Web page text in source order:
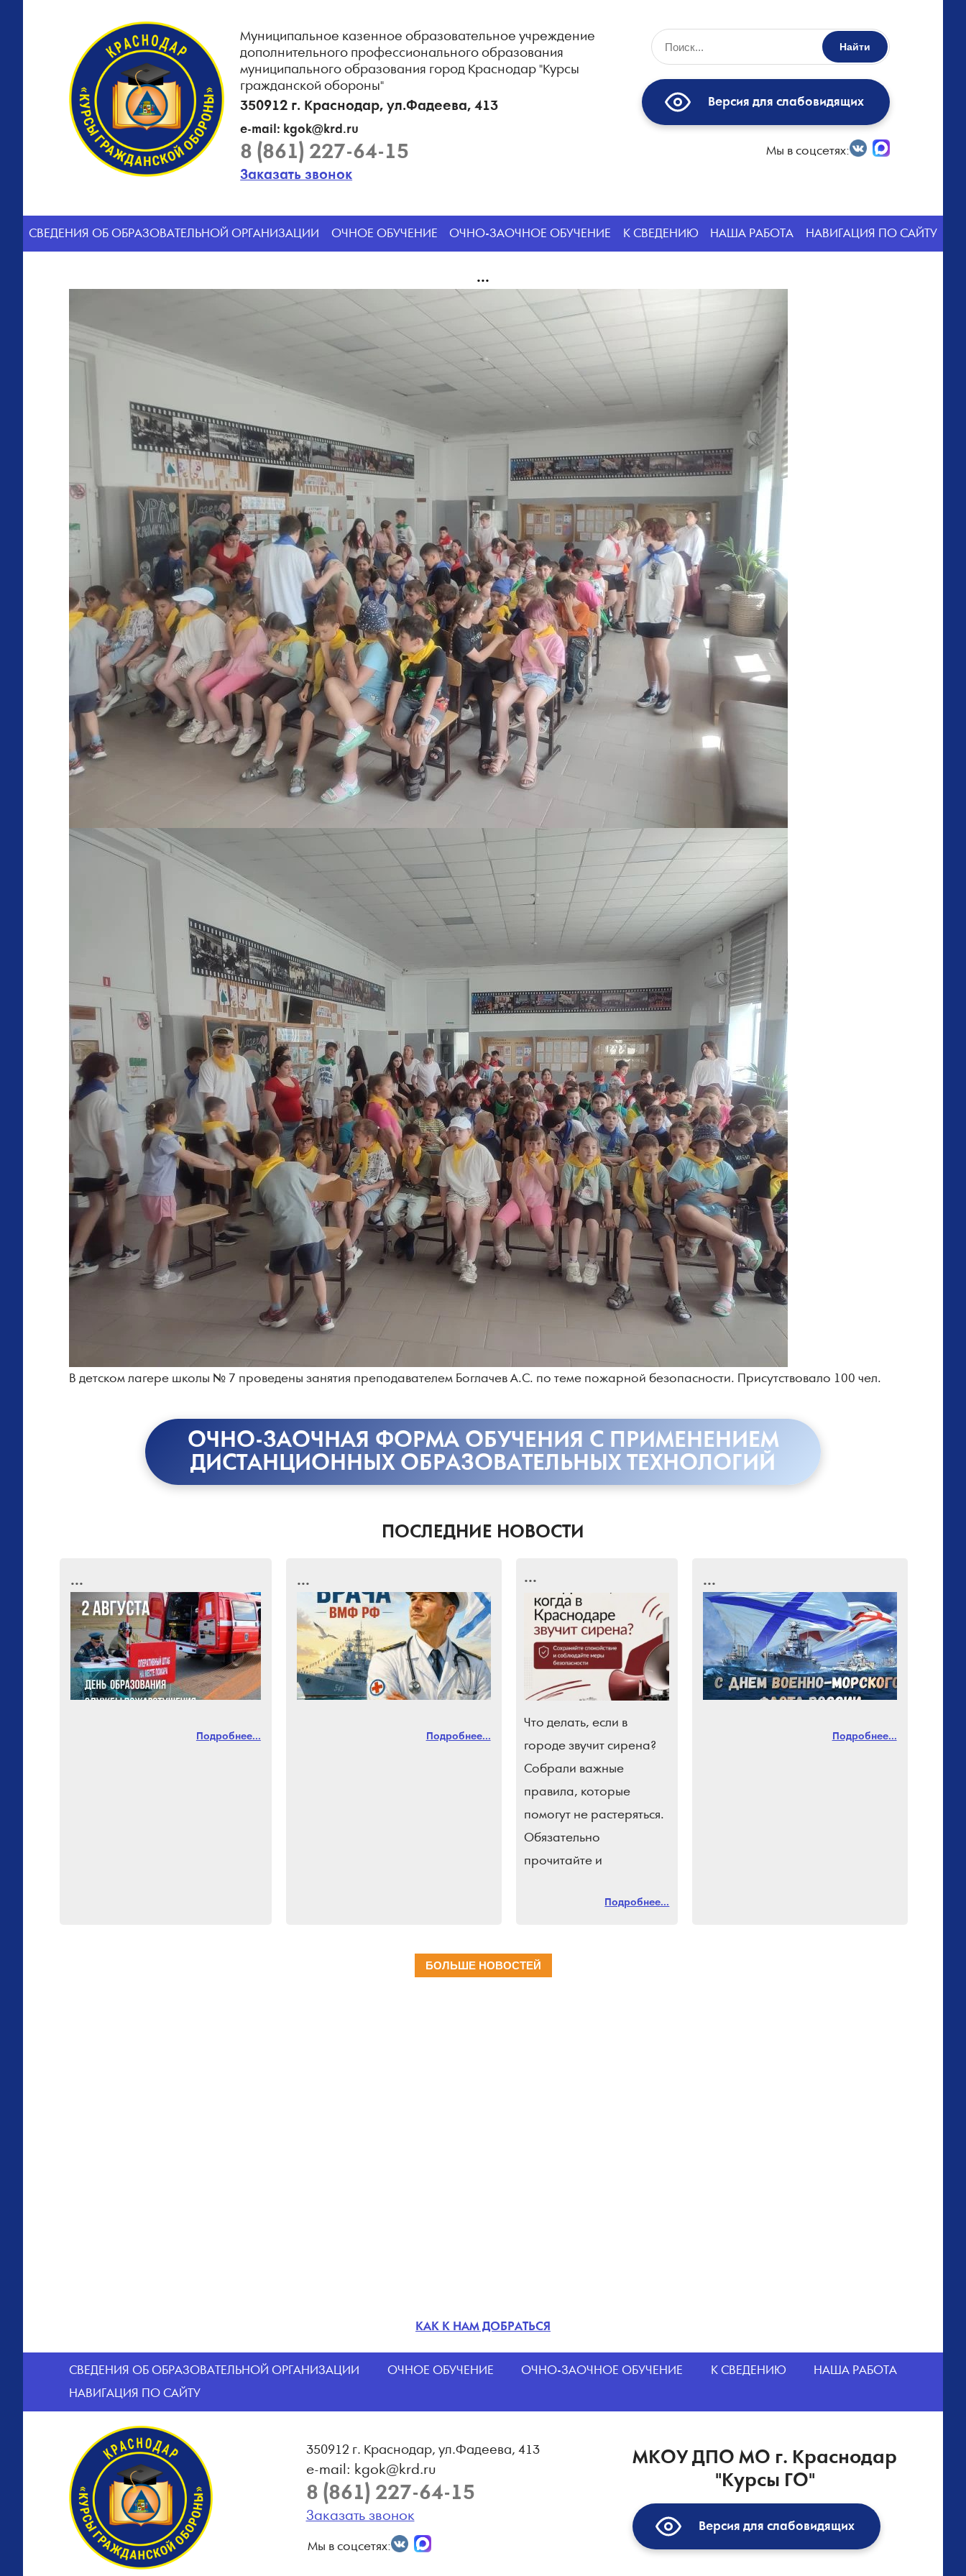
Муниципальное казенное образовательное учреждение
дополнительного профессионального образования
муниципального образования город Краснодар "Курсы
гражданской обороны"
350912 г. Краснодар, ул.Фадеева, 413
e-mail: kgok@krd.ru
8 (861) 227-64-15
Заказать звонок
Найти
Версия для слабовидящих
Мы в соцсетях:
CВЕДЕНИЯ ОБ ОБРАЗОВАТЕЛЬНОЙ ОРГАНИЗАЦИИ ОЧНОЕ ОБУЧЕНИЕ ОЧНО-ЗАОЧНОЕ ОБУЧЕНИЕ К СВЕДЕНИЮ НАША РАБОТА НАВИГАЦИЯ ПО САЙТУ
...
В детском лагере школы № 7 проведены занятия преподавателем Боглачев А.С. по теме пожарной безопасности. Присутствовало 100 чел.
ОЧНО-ЗАОЧНАЯ ФОРМА ОБУЧЕНИЯ С ПРИМЕНЕНИЕМ
ДИСТАНЦИОННЫХ ОБРАЗОВАТЕЛЬНЫХ ТЕХНОЛОГИЙ
ПОСЛЕДНИЕ НОВОСТИ
...
Подробнее...
...
Подробнее...
...
Что делать, если в
городе звучит сирена?
Собрали важные
правила, которые
помогут не растеряться.
Обязательно
прочитайте и
Подпишись на
известия»
Подробнее...
...
Подробнее...
БОЛЬШЕ НОВОСТЕЙ
КАК К НАМ ДОБРАТЬСЯ
CВЕДЕНИЯ ОБ ОБРАЗОВАТЕЛЬНОЙ ОРГАНИЗАЦИИ ОЧНОЕ ОБУЧЕНИЕ ОЧНО-ЗАОЧНОЕ ОБУЧЕНИЕ К СВЕДЕНИЮ
НАША РАБОТА
НАВИГАЦИЯ ПО САЙТУ
350912 г. Краснодар, ул.Фадеева, 413
e-mail: kgok@krd.ru
8 (861) 227-64-15
Заказать звонок
Мы в соцсетях:
МКОУ ДПО МО г. Краснодар
"Курсы ГО"
Версия для слабовидящих